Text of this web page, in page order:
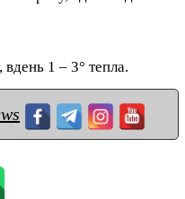
1 – 3° тепла.